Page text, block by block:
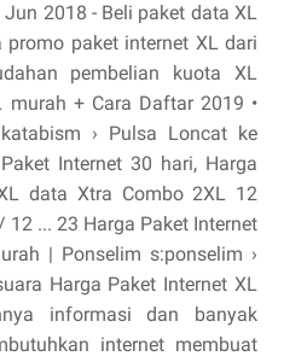
2018 - Beli paket data XL
promo paket internet XL dari
pembelian kuota XL
murah + Cara Daftar 2019 •
› Pulsa Loncat ke
Internet 30 hari, Harga
data Xtra Combo 2XL 12
... 23 Harga Paket Internet
| Ponselim s:ponselim ›
Harga Paket Internet XL
informasi dan banyak
internet membuat